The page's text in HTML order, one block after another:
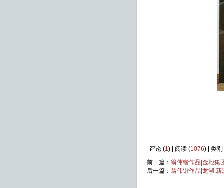
评论 (1) | 阅读 (1076) | 类别
前一篇： 翁伟锴作品|金地集
后一篇： 翁伟锴作品|龙湖.